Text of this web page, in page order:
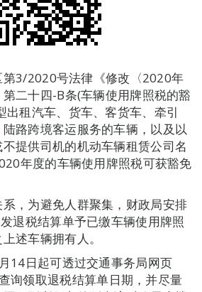
3/2020号法律《修改〈2020年
二十四-B条(车辆使用牌照税的豁
出租汽车、货车、客货车、牵引
路跨境客运服务的车辆，以及以
提供司机的机动车辆租赁公司名
年度的车辆使用牌照税可获豁免
，为避免人群聚集，财政局安排
退税结算单予已缴车辆使用牌照
述车辆拥有人。
14日起可透过交通事务局网页
询领取退税结算单日期，并尽量